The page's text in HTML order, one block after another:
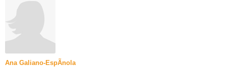
Ana Galiano-EspÃ­nola